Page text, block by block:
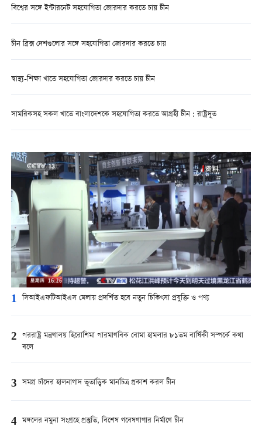
বিশ্বের সঙ্গে ইন্টারনেট সহযোগিতা জোরদার করতে চায় চীন
চীন ব্রিক্স দেশগুলোর সঙ্গে সহযোগিতা জোরদার করতে চায়
স্বাস্থ্য-শিক্ষা খাতে সহযোগিতা জোরদার করতে চায় চীন
সামরিকসহ সকল খাতে বাংলাদেশকে সহযোগিতা করতে আগ্রহী চীন : রাষ্ট্রদূত
1 সিআইএফটিআইএস মেলায় প্রদর্শিত হবে নতুন চিকিৎসা প্রযুক্তি ও পণ্য
2 পররাষ্ট্র মন্ত্রণালয় হিরোশিমা পারমাণবিক বোমা হামলার ৮১তম বার্ষিকী সম্পর্কে কথা
বলে
3 সমগ্র চাঁদের হালনাগাদ ভূতাত্ত্বিক মানচিত্র প্রকাশ করল চীন
4 মঙ্গলের নমুনা সংগ্রহে প্রস্তুতি, বিশেষ গবেষণাগার নির্মাণে চীন